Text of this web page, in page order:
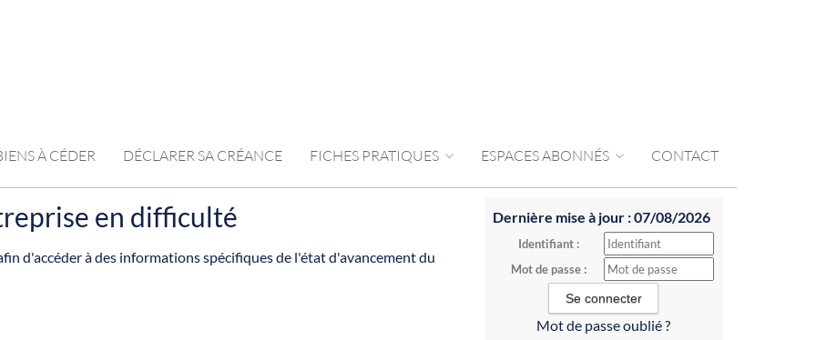
À CÉDER DÉCLARER SA CRÉANCE FICHES PRATIQUES ESPACES ABONNÉS CONTACT
Dernière mise à jour : 07/08/2026
Identifiant :
Mot de passe :
Mot de passe oublié ?
en difficulté
d'accéder à des informations spécifiques de l'état d'avancement du